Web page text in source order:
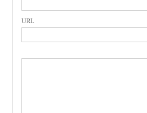
URL